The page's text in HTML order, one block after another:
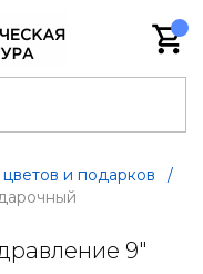
и подарков
/
9"